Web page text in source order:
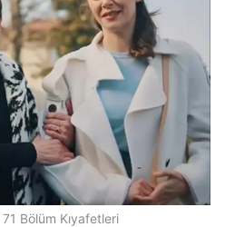
Bölüm Kıyafetleri